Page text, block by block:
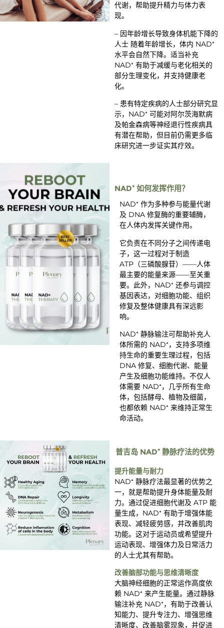
代谢，帮助提升精力与体力表
现。
– 因年龄增长导致身体机能下降的
人士 随着年龄增长，体内 NAD⁺
水平会自然下降。适当补充
NAD⁺ 有助于减缓与老化相关的
部分生理变化，并支持健康老
化。
– 患有特定疾病的人士部分研究显
示，NAD⁺ 可能对阿尔茨海默病
及帕金森病等神经退行性疾病具
有潜在帮助，但目前仍需更多临
床研究进一步证实其疗效。
NAD⁺ 如何发挥作用？
NAD⁺ 作为多种参与能量代谢
及 DNA 修复酶的重要辅酶，
在人体内发挥关键作用。
它负责在不同分子之间传递电
子，这一过程对于制造
ATP（三磷酸腺苷）——人体
最主要的能量来源——至关重
要。此外，NAD⁺ 还参与调控
基因表达，对细胞功能、组织
修复及整体健康具有深远影
响。
NAD⁺ 静脉输注可帮助补充人
体所需的 NAD⁺，支持多项维
持生命的重要生理过程，包括
DNA 修复、细胞代谢、能量
产生及细胞功能维持。不仅人
体需要 NAD⁺，几乎所有生命
体，包括酵母、植物及细菌，
也都依赖 NAD⁺ 来维持正常生
命活动。
普吉岛 NAD⁺ 静脉疗法的优势
提升能量与耐力
NAD⁺ 静脉疗法最显著的优势之
一，就是帮助提升身体能量及耐
力。通过促进细胞代谢及 ATP 能
量生成，NAD⁺ 有助于增强体能
表现、减轻疲劳感，并改善肌肉
功能。这对于运动员或希望提升
运动表现、增强体力及日常活力
的人士尤其有帮助。
改善脑部功能与思维清晰度
大脑神经细胞的正常运作高度依
赖 NAD⁺ 来产生能量。通过静脉
输注补充 NAD⁺，有助于改善认
知能力、提升专注力、增强思维
清晰度、改善脑雾现象，并促进